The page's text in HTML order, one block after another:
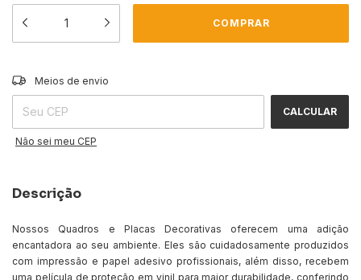
Entregas para o CEP:
Meios de envio
CALCULAR
Não sei meu CEP
Descrição
Nossos Quadros e Placas Decorativas oferecem uma adição
encantadora ao seu ambiente. Eles são cuidadosamente produzidos
com impressão e papel adesivo profissionais, além disso, recebem
uma película de proteção em vinil para maior durabilidade, conferindo